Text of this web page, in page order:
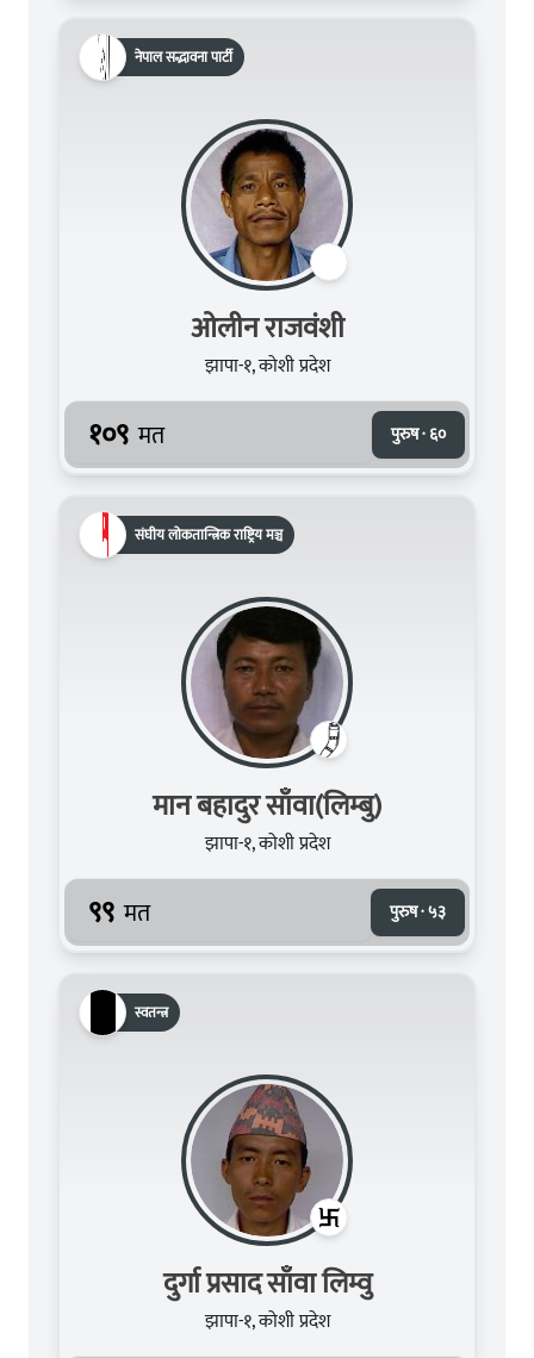
नेपाल सद्भावना पार्टी
ओलीन राजवंशी
झापा-१, कोशी प्रदेश
१०९ मत पुरुष · ६०
संघीय लोकतान्त्रिक राष्ट्रिय मञ्च
मान बहादुर साँवा(लिम्बु)
झापा-१, कोशी प्रदेश
९९ मत पुरुष · ५३
स्वतन्त्र
दुर्गा प्रसाद साँवा लिम्वु
झापा-१, कोशी प्रदेश